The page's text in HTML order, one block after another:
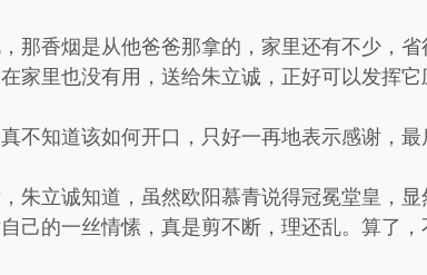
那香烟是从他爸爸那拿的，家里还有不少，
家里也没有用，送给朱立诚，正好可以发挥它
不知道该如何开口，只好一再地表示感谢，
朱立诚知道，虽然欧阳慕青说得冠冕堂皇，
己的一丝情愫，真是剪不断，理还乱。算了